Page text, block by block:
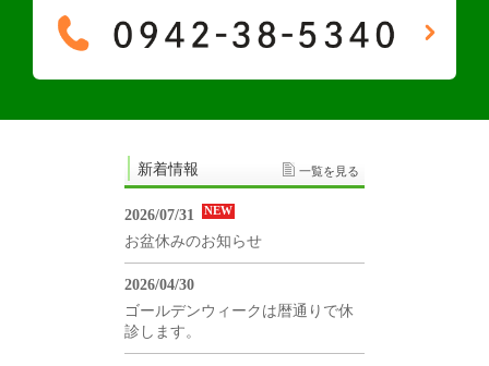
新着情報 一覧を見る
2026/07/31 NEW
お盆休みのお知らせ
2026/04/30
ゴールデンウィークは暦通りで休
診します。